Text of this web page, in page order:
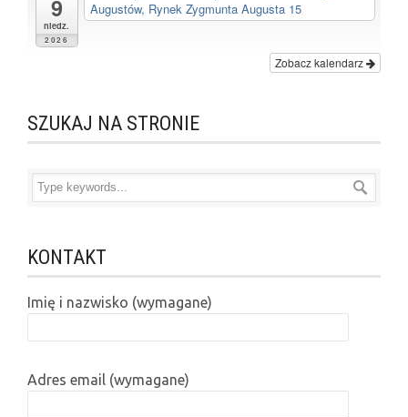
9
niedz.
2026
Augustów, Rynek Zygmunta Augusta 15
Zobacz kalendarz
SZUKAJ NA STRONIE
KONTAKT
Imię i nazwisko (wymagane)
Adres email (wymagane)